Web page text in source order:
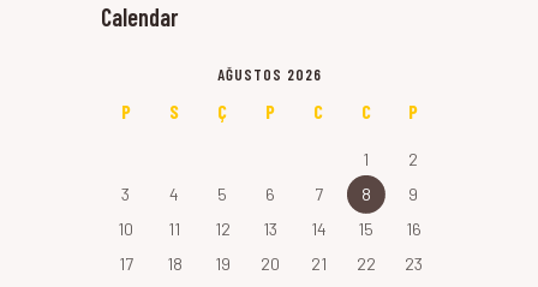
Calendar
AĞUSTOS 2026
P S Ç P C C P
1
2
3
4 5 6 7 8
9
10
11 12 13 14 15
16
17
18 19 20 21 22
23